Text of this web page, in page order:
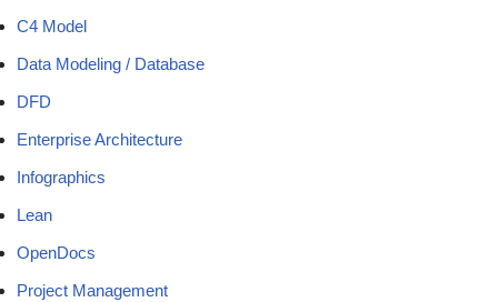
C4 Model
Data Modeling / Database
DFD
Enterprise Architecture
Infographics
Lean
OpenDocs
Project Management